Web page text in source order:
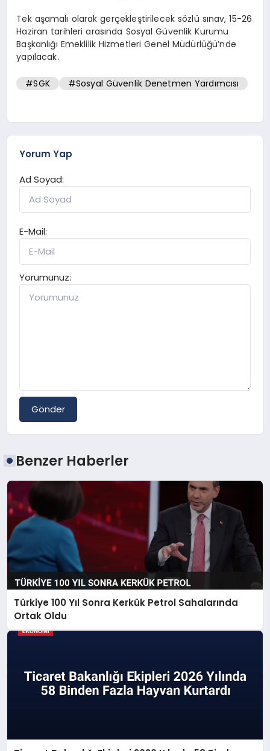
Tek aşamalı olarak gerçekleştirilecek sözlü sınav, 15-26
Haziran tarihleri arasında Sosyal Güvenlik Kurumu
Başkanlığı Emeklilik Hizmetleri Genel Müdürlüğü’nde
yapılacak.
#SGK #Sosyal Güvenlik Denetmen Yardımcısı
Yorum Yap
Ad Soyad:
E-Mail:
Yorumunuz:
Gönder
Benzer Haberler
Türkiye 100 Yıl Sonra Kerkük Petrol Sahalarında
Ortak Oldu